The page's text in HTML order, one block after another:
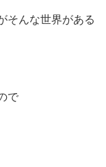
そんな世界がある
で